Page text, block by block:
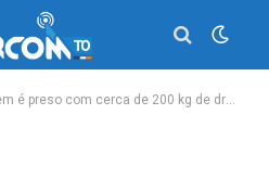
com cerca de 200 kg de drogas, embalagens e balanças de precisão durante ação policial